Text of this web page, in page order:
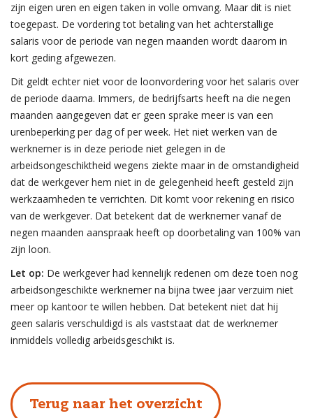
zijn eigen uren en eigen taken in volle omvang. Maar dit is niet
toegepast. De vordering tot betaling van het achterstallige
salaris voor de periode van negen maanden wordt daarom in
kort geding afgewezen.
Dit geldt echter niet voor de loonvordering voor het salaris over
de periode daarna. Immers, de bedrijfsarts heeft na die negen
maanden aangegeven dat er geen sprake meer is van een
urenbeperking per dag of per week. Het niet werken van de
werknemer is in deze periode niet gelegen in de
arbeidsongeschiktheid wegens ziekte maar in de omstandigheid
dat de werkgever hem niet in de gelegenheid heeft gesteld zijn
werkzaamheden te verrichten. Dit komt voor rekening en risico
van de werkgever. Dat betekent dat de werknemer vanaf de
negen maanden aanspraak heeft op doorbetaling van 100% van
zijn loon.
Let op: De werkgever had kennelijk redenen om deze toen nog
arbeidsongeschikte werknemer na bijna twee jaar verzuim niet
meer op kantoor te willen hebben. Dat betekent niet dat hij
geen salaris verschuldigd is als vaststaat dat de werknemer
inmiddels volledig arbeidsgeschikt is.
Terug naar het overzicht